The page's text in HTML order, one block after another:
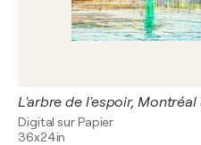
Digital sur Papier
36x24in